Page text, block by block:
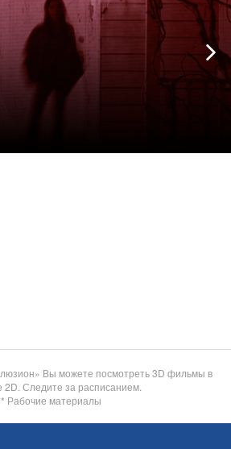
Вы можете посмотреть 3D фильмы в
Следите за расписанием.
* Рабочие материалы